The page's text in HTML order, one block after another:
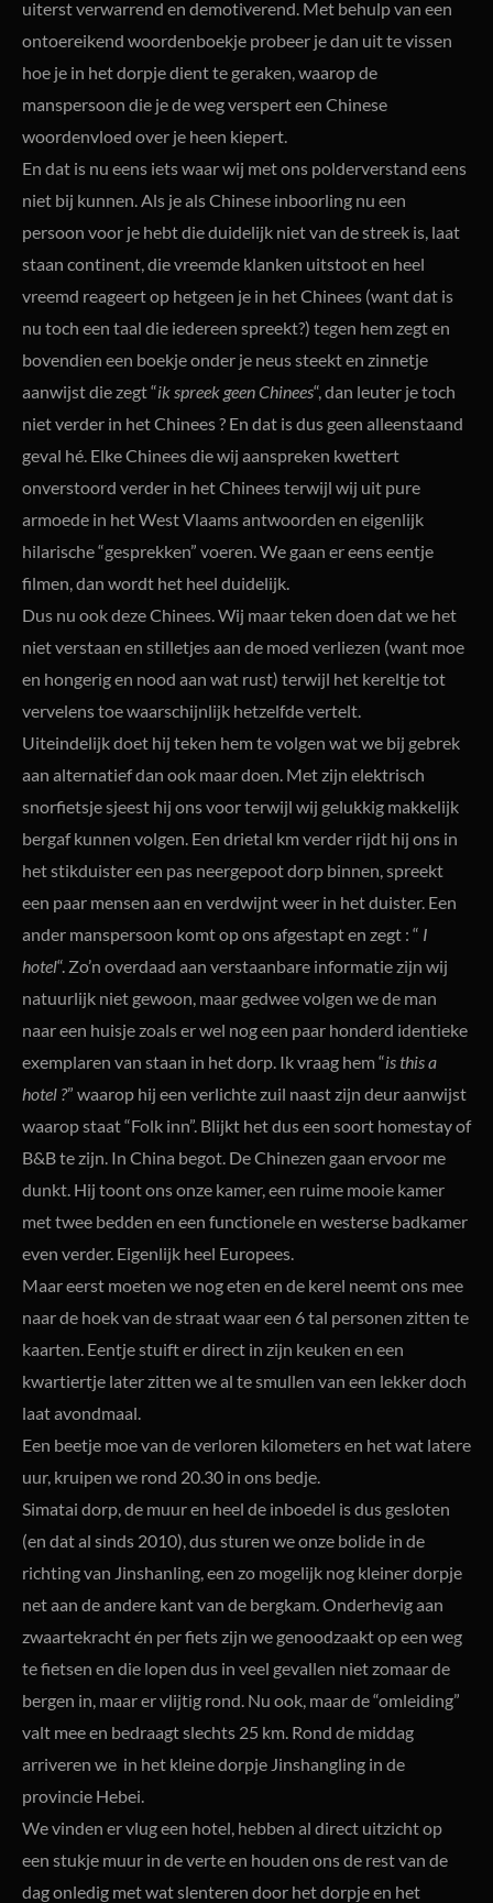
uiterst verwarrend en demotiverend. Met behulp van een
ontoereikend woordenboekje probeer je dan uit te vissen
hoe je in het dorpje dient te geraken, waarop de
manspersoon die je de weg verspert een Chinese
woordenvloed over je heen kiepert.
En dat is nu eens iets waar wij met ons polderverstand eens
niet bij kunnen. Als je als Chinese inboorling nu een
persoon voor je hebt die duidelijk niet van de streek is, laat
staan continent, die vreemde klanken uitstoot en heel
vreemd reageert op hetgeen je in het Chinees (want dat is
nu toch een taal die iedereen spreekt?) tegen hem zegt en
bovendien een boekje onder je neus steekt en zinnetje
aanwijst die zegt “ik spreek geen Chinees“, dan leuter je toch
niet verder in het Chinees ? En dat is dus geen alleenstaand
geval hé. Elke Chinees die wij aanspreken kwettert
onverstoord verder in het Chinees terwijl wij uit pure
armoede in het West Vlaams antwoorden en eigenlijk
hilarische “gesprekken” voeren. We gaan er eens eentje
filmen, dan wordt het heel duidelijk.
Dus nu ook deze Chinees. Wij maar teken doen dat we het
niet verstaan en stilletjes aan de moed verliezen (want moe
en hongerig en nood aan wat rust) terwijl het kereltje tot
vervelens toe waarschijnlijk hetzelfde vertelt.
Uiteindelijk doet hij teken hem te volgen wat we bij gebrek
aan alternatief dan ook maar doen. Met zijn elektrisch
snorfietsje sjeest hij ons voor terwijl wij gelukkig makkelijk
bergaf kunnen volgen. Een drietal km verder rijdt hij ons in
het stikduister een pas neergepoot dorp binnen, spreekt
een paar mensen aan en verdwijnt weer in het duister. Een
ander manspersoon komt op ons afgestapt en zegt : “ I
hotel“. Zo’n overdaad aan verstaanbare informatie zijn wij
natuurlijk niet gewoon, maar gedwee volgen we de man
naar een huisje zoals er wel nog een paar honderd identieke
exemplaren van staan in het dorp. Ik vraag hem “is this a
hotel ?” waarop hij een verlichte zuil naast zijn deur aanwijst
waarop staat “Folk inn”. Blijkt het dus een soort homestay of
B&B te zijn. In China begot. De Chinezen gaan ervoor me
dunkt. Hij toont ons onze kamer, een ruime mooie kamer
met twee bedden en een functionele en westerse badkamer
even verder. Eigenlijk heel Europees.
Maar eerst moeten we nog eten en de kerel neemt ons mee
naar de hoek van de straat waar een 6 tal personen zitten te
kaarten. Eentje stuift er direct in zijn keuken en een
kwartiertje later zitten we al te smullen van een lekker doch
laat avondmaal.
Een beetje moe van de verloren kilometers en het wat latere
uur, kruipen we rond 20.30 in ons bedje.
Simatai dorp, de muur en heel de inboedel is dus gesloten
(en dat al sinds 2010), dus sturen we onze bolide in de
richting van Jinshanling, een zo mogelijk nog kleiner dorpje
net aan de andere kant van de bergkam. Onderhevig aan
zwaartekracht én per fiets zijn we genoodzaakt op een weg
te fietsen en die lopen dus in veel gevallen niet zomaar de
bergen in, maar er vlijtig rond. Nu ook, maar de “omleiding”
valt mee en bedraagt slechts 25 km. Rond de middag
arriveren we in het kleine dorpje Jinshangling in de
provincie Hebei.
We vinden er vlug een hotel, hebben al direct uitzicht op
een stukje muur in de verte en houden ons de rest van de
dag onledig met wat slenteren door het dorpje en het